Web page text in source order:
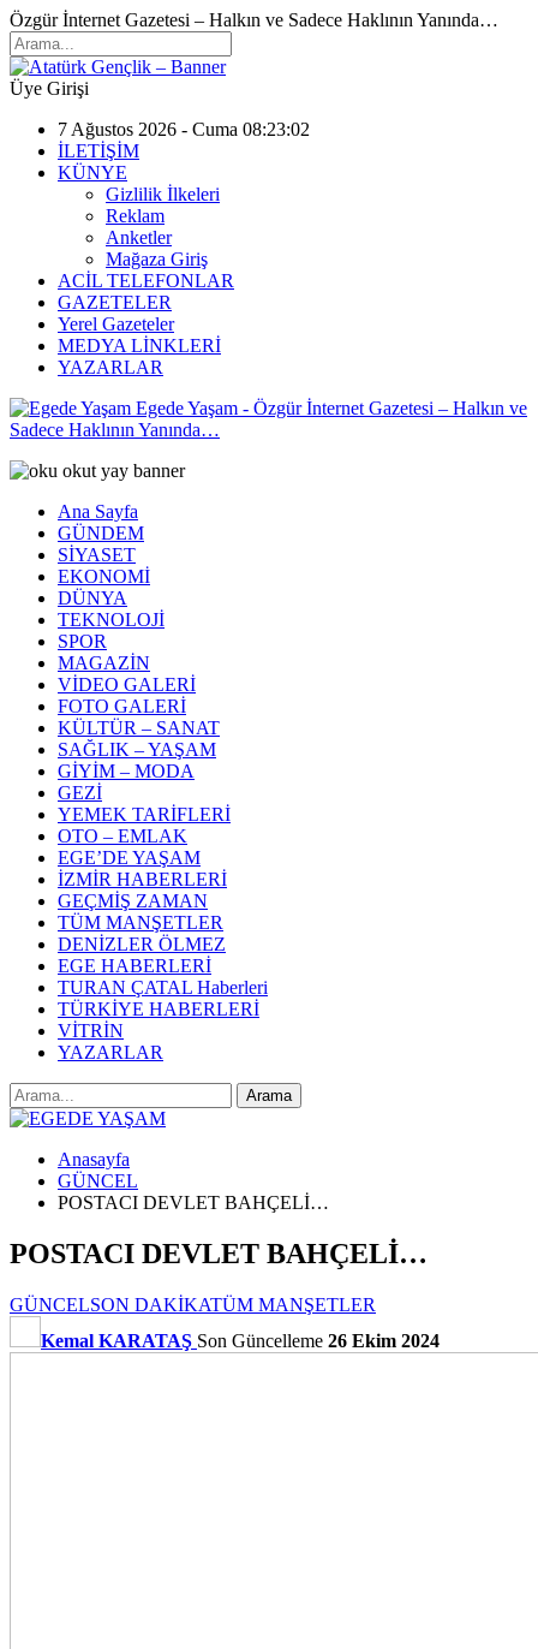
Özgür İnternet Gazetesi – Halkın ve Sadece Haklının Yanında…
Üye Girişi
7 Ağustos 2026 - Cuma 08:23:02
İLETİŞİM
KÜNYE
Gizlilik İlkeleri
Reklam
Anketler
Mağaza Giriş
ACİL TELEFONLAR
GAZETELER
Yerel Gazeteler
MEDYA LİNKLERİ
YAZARLAR
Egede Yaşam - Özgür İnternet Gazetesi – Halkın ve
Sadece Haklının Yanında…
Ana Sayfa
GÜNDEM
SİYASET
EKONOMİ
DÜNYA
TEKNOLOJİ
SPOR
MAGAZİN
VİDEO GALERİ
FOTO GALERİ
KÜLTÜR – SANAT
SAĞLIK – YAŞAM
GİYİM – MODA
GEZİ
YEMEK TARİFLERİ
OTO – EMLAK
EGE’DE YAŞAM
İZMİR HABERLERİ
GEÇMİŞ ZAMAN
TÜM MANŞETLER
DENİZLER ÖLMEZ
EGE HABERLERİ
TURAN ÇATAL Haberleri
TÜRKİYE HABERLERİ
VİTRİN
YAZARLAR
Anasayfa
GÜNCEL
POSTACI DEVLET BAHÇELİ…
POSTACI DEVLET BAHÇELİ…
GÜNCELSON DAKİKATÜM MANŞETLER
Kemal KARATAŞ Son Güncelleme 26 Ekim 2024